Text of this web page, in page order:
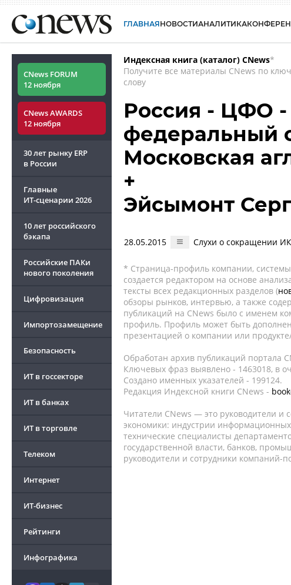
ГЛАВНАЯНОВОСТИАНАЛИТИКА
CNews FORUM
12 ноября
CNews AWARDS
12 ноября
30 лет рынку ERP
в России
Главные
ИТ-сценарии 2026
10 лет российского
бэкапа
Российские ПАКи
нового поколения
Цифровизация
Импортозамещение
Безопасность
ИТ в госсекторе
ИТ в банках
ИТ в торговле
Телеком
Интернет
ИТ-бизнес
Рейтинги
Инфографика
Индексная книга (каталог) CNews*
Получите все материалы CNews по
слову
Россия - ЦФО
федеральный
Московская
+
Эйсымонт
28.05.2015 Слухи о сокращении
* Страница-профиль компании, системы
создается редактором на основе
тексты всех редакционных разделов (
обзоры рынков, интервью, а также
публикаций на CNews было с именем
профиль. Профиль может быть
презентацией о компании или продукте/
Обработан архив публикаций портала
Ключевых фраз выявлено - 1463018, в
Создано именных указателей - 199124.
Редакция Индексной книги CNews -
Читатели CNews — это руководители и
экономики: индустрии
технические специалисты
государственной власти, банков,
руководители и сотрудники компаний-